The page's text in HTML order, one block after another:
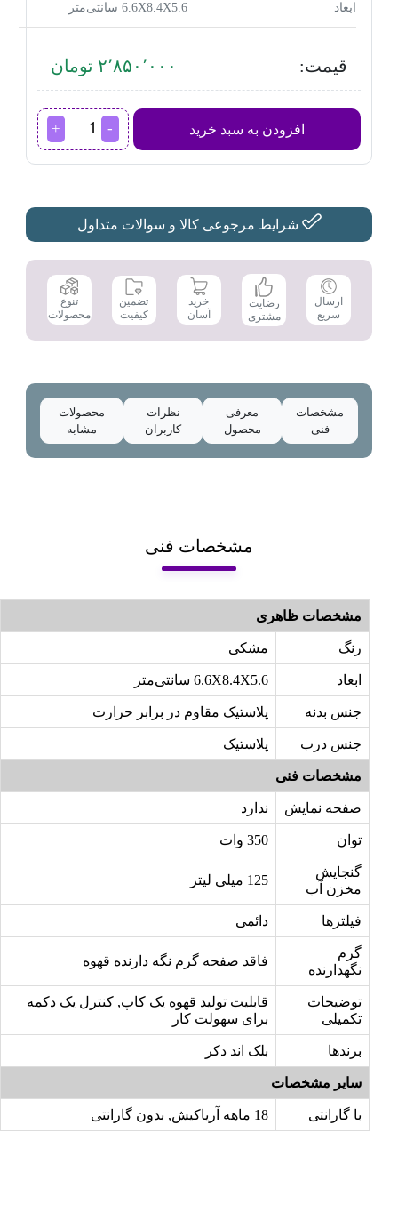
ابعاد 6.6X8.4X5.6 سانتی‌متر
قیمت: ۲٬۸۵۰٬۰۰۰ تومان
افزودن به سبد خرید
قهوه
ساز
مدل
DCM25N-
B5
عدد
شرایط مرجوعی کالا و سوالات متداول
ارسال
سریع
رضایت
مشتری
خرید
آسان
تضمین
کیفیت
تنوع
محصولات
مشخصات
فنی
معرفی
محصول
نظرات
کاربران
محصولات
مشابه
مشخصات فنی
مشخصات ظاهری
رنگ مشکی
ابعاد 6.6X8.4X5.6 سانتی‌متر
جنس بدنه پلاستیک مقاوم در برابر حرارت
جنس درب پلاستیک
مشخصات فنی
صفحه نمایش ندارد
توان 350 وات
گنجایش
مخزن آب
125 میلی لیتر
فیلترها دائمی
گرم
نگهدارنده
فاقد صفحه گرم نگه دارنده قهوه
توضیحات
تکمیلی
قابلیت تولید قهوه یک کاپ, کنترل یک دکمه
برای سهولت کار
برندها بلک اند دکر
سایر مشخصات
با گارانتی